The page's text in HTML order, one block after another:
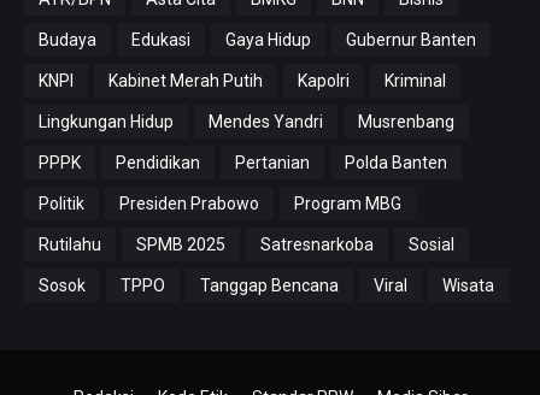
Budaya Edukasi Gaya Hidup Gubernur Banten
KNPI Kabinet Merah Putih Kapolri Kriminal
Lingkungan Hidup Mendes Yandri Musrenbang
PPPK Pendidikan Pertanian Polda Banten
Politik Presiden Prabowo Program MBG
Rutilahu SPMB 2025 Satresnarkoba Sosial
Sosok TPPO Tanggap Bencana Viral Wisata